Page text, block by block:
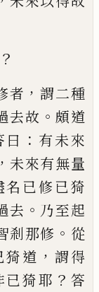
？
者 ，謂二種
去故 。頗道
曰 ： 有未來
， 未來有無量
名 已修已猗
去 。 乃至起
剎那修 。 從
猗道 ， 謂得
已猗耶 ？ 答